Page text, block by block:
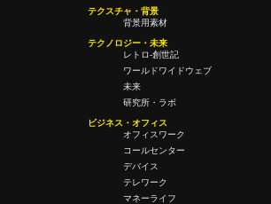
テクスチャ・背景
背景用素材
テクノロジー・未来
レトロ-創世記
ワールドワイドウェブ
未来
研究所・ラボ
ビジネス・オフィス
オフィスワーク
コールセンター
デバイス
テレワーク
マネーライフ